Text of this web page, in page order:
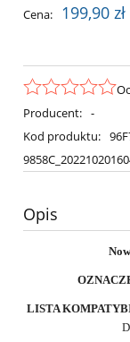
Cena: 199,90 zł
Producent: -
Kod produktu:
Opis
LISTA